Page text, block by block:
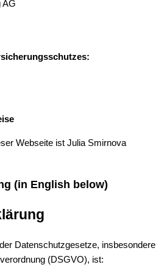
AG
Webseite ist Julia Smirnova
(in English below)
Datenschutzgesetze, insbesondere
(DSGVO), ist: